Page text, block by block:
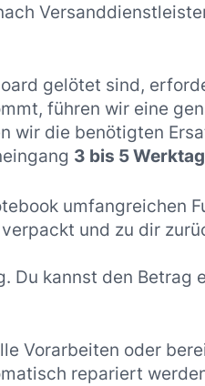
gelötet sind,
führen wir eine
die benötigten
3 bis 5
umfangreichen
und zu dir
Du kannst den
Vorarbeiten oder
repariert